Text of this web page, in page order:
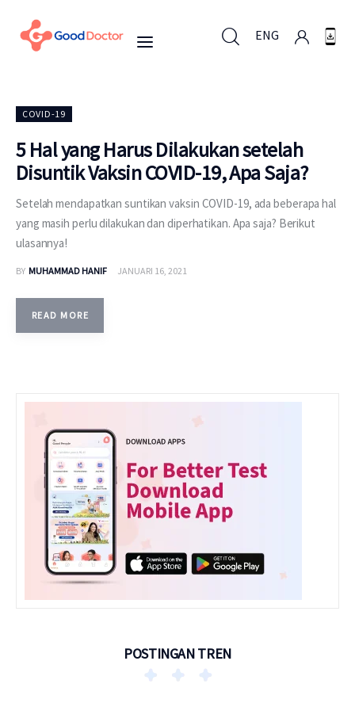
ENG
Untuk Bisnis
Untuk Anda
Berita
Layanan
COVID-19
5 Hal yang Harus Dilakukan setelah
Disuntik Vaksin COVID-19, Apa Saja?
Setelah mendapatkan suntikan vaksin COVID-19, ada beberapa hal
yang masih perlu dilakukan dan diperhatikan. Apa saja? Berikut
ulasannya!
BY MUHAMMAD HANIF JANUARI 16, 2021
READ MORE
POSTINGAN TREN